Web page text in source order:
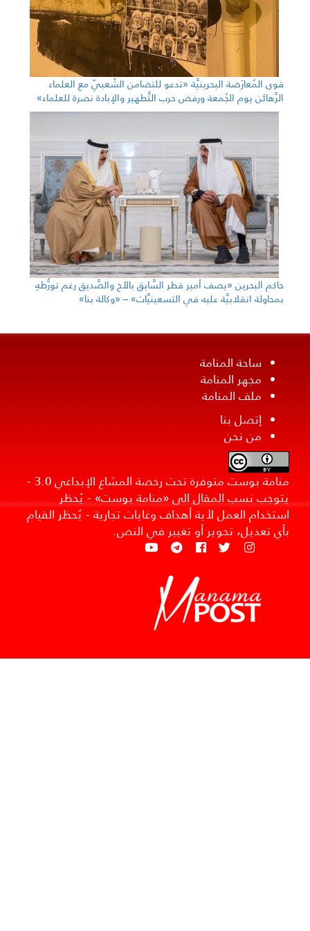
قوى المُعارَضة البحرينيَّة «تدعو للتضامن الشّعبيّ مع العلماء
الرَّهائن يوم الجُمعة ورفض حرب التَّطهير والإبادة نصرة للعلماء»
حاكم البحرين «يصف أمير قطر السَّابق بالأخ والصَّديق رغم تورُّطهِ
بمحاولة انقلابيَّة عليه في التسعينيَّات» – «وكالة بنا»
ساحة المنامة
مجهر المنامة
ملف المنامة
إتصل بنا
من نحن
منامة بوست متوفرة تحت رخصة المشاع الإبداعي 3.0 -
يتوجب نسب المقال الى «منامة بوست» - يُحظر
استخدام العمل لأية أهداف وغايات تجارية - يُحظر القيام
بأي تعديل، تحوير أو تغيير في النص.